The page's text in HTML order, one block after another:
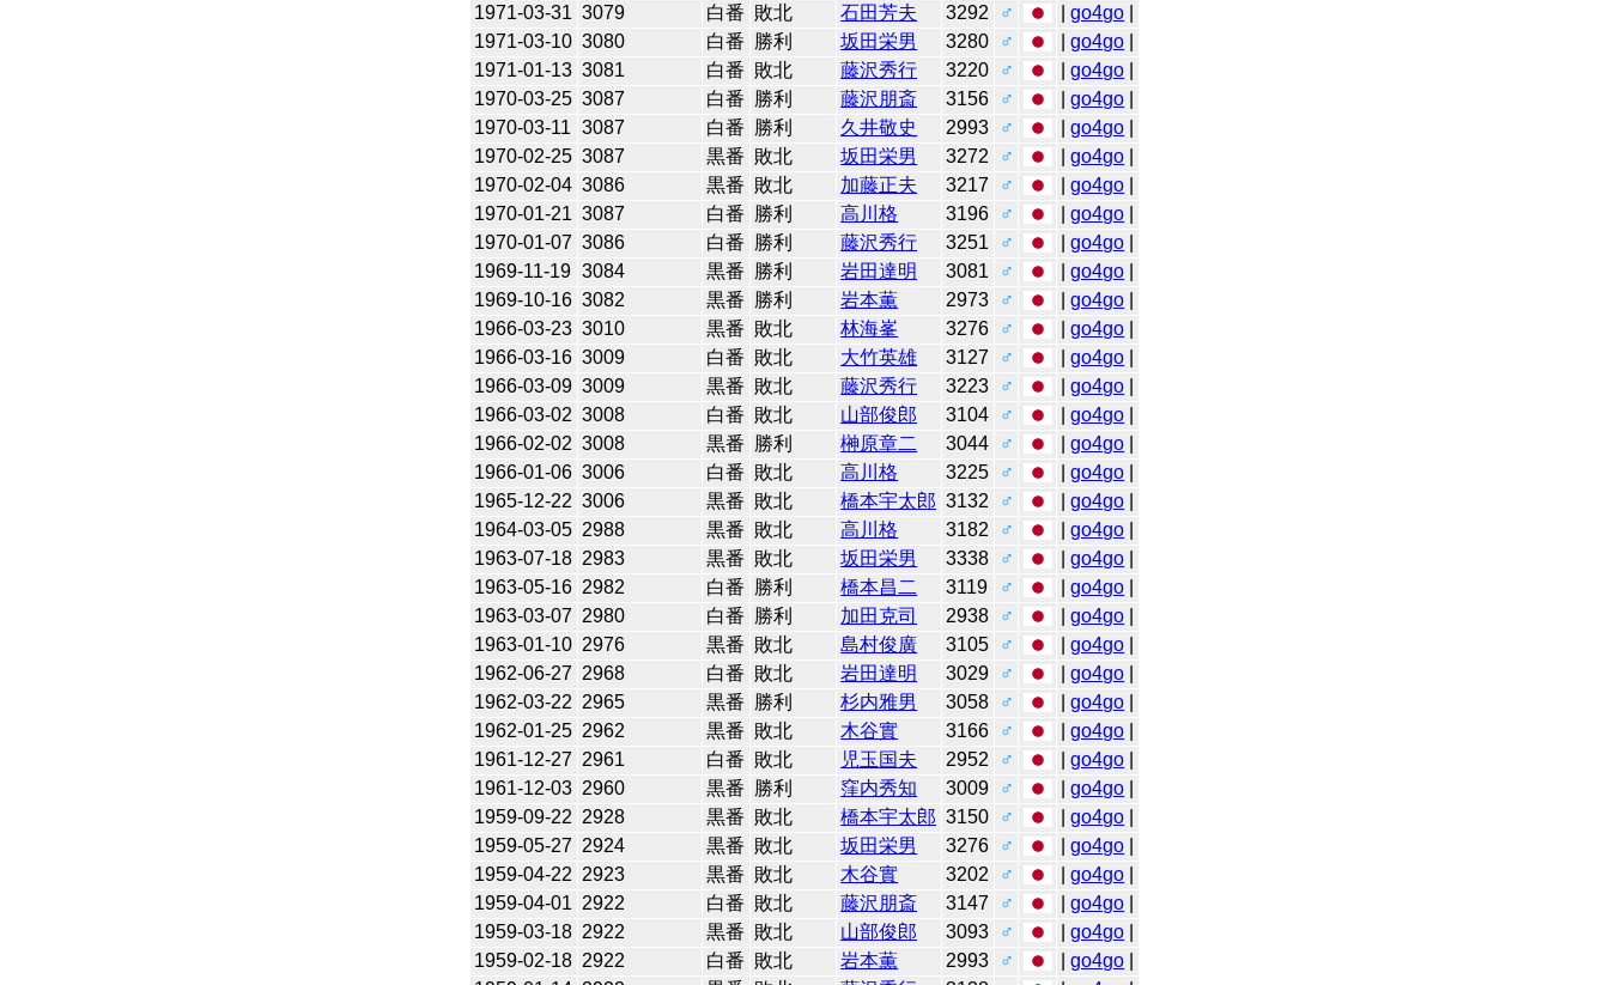
1971-03-31 3079 白番 敗北 石田芳夫 3292 ♂ |go4go
1971-03-10 3080 白番 勝利 坂田栄男 3280 ♂ |go4go
1971-01-13 3081 白番 敗北 藤沢秀行 3220 ♂ |go4go
1970-03-25 3087 白番 勝利 藤沢朋斎 3156 ♂ |go4go
1970-03-11 3087 白番 勝利 久井敬史 2993 ♂ |go4go
1970-02-25 3087 黒番 敗北 坂田栄男 3272 ♂ |go4go
1970-02-04 3086 黒番 敗北 加藤正夫 3217 ♂ |go4go
1970-01-21 3087 白番 勝利 高川格 3196 ♂ |go4go
1970-01-07 3086 白番 勝利 藤沢秀行 3251 ♂ |go4go
1969-11-19 3084 黒番 勝利 岩田達明 3081 ♂ |go4go
1969-10-16 3082 黒番 勝利 岩本薫 2973 ♂ |go4go
1966-03-23 3010 黒番 敗北 林海峯 3276 ♂ |go4go
1966-03-16 3009 白番 敗北 大竹英雄 3127 ♂ |go4go
1966-03-09 3009 黒番 敗北 藤沢秀行 3223 ♂ |go4go
1966-03-02 3008 白番 敗北 山部俊郎 3104 ♂ |go4go
1966-02-02 3008 黒番 勝利 榊原章二 3044 ♂ |go4go
1966-01-06 3006 白番 敗北 高川格 3225 ♂ |go4go
1965-12-22 3006 黒番 敗北 橋本宇太郎 3132 ♂ |go4go
1964-03-05 2988 黒番 敗北 高川格 3182 ♂ |go4go
1963-07-18 2983 黒番 敗北 坂田栄男 3338 ♂ |go4go
1963-05-16 2982 白番 勝利 橋本昌二 3119 ♂ |go4go
1963-03-07 2980 白番 勝利 加田克司 2938 ♂ |go4go
1963-01-10 2976 黒番 敗北 島村俊廣 3105 ♂ |go4go
1962-06-27 2968 白番 敗北 岩田達明 3029 ♂ |go4go
1962-03-22 2965 黒番 勝利 杉内雅男 3058 ♂ |go4go
1962-01-25 2962 黒番 敗北 木谷實 3166 ♂ |go4go
1961-12-27 2961 白番 敗北 児玉国夫 2952 ♂ |go4go
1961-12-03 2960 黒番 勝利 窪内秀知 3009 ♂ |go4go
1959-09-22 2928 黒番 敗北 橋本宇太郎 3150 ♂ |go4go
1959-05-27 2924 黒番 敗北 坂田栄男 3276 ♂ |go4go
1959-04-22 2923 黒番 敗北 木谷實 3202 ♂ |go4go
1959-04-01 2922 白番 敗北 藤沢朋斎 3147 ♂ |go4go
1959-03-18 2922 黒番 敗北 山部俊郎 3093 ♂ |go4go
1959-02-18 2922 白番 敗北 岩本薫 2993 ♂ |go4go